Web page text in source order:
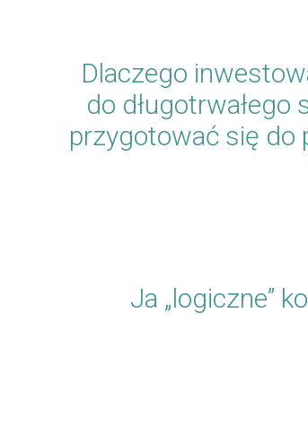
Dlaczego
do długotrwałego
przygotować się do
Ja „logiczne”